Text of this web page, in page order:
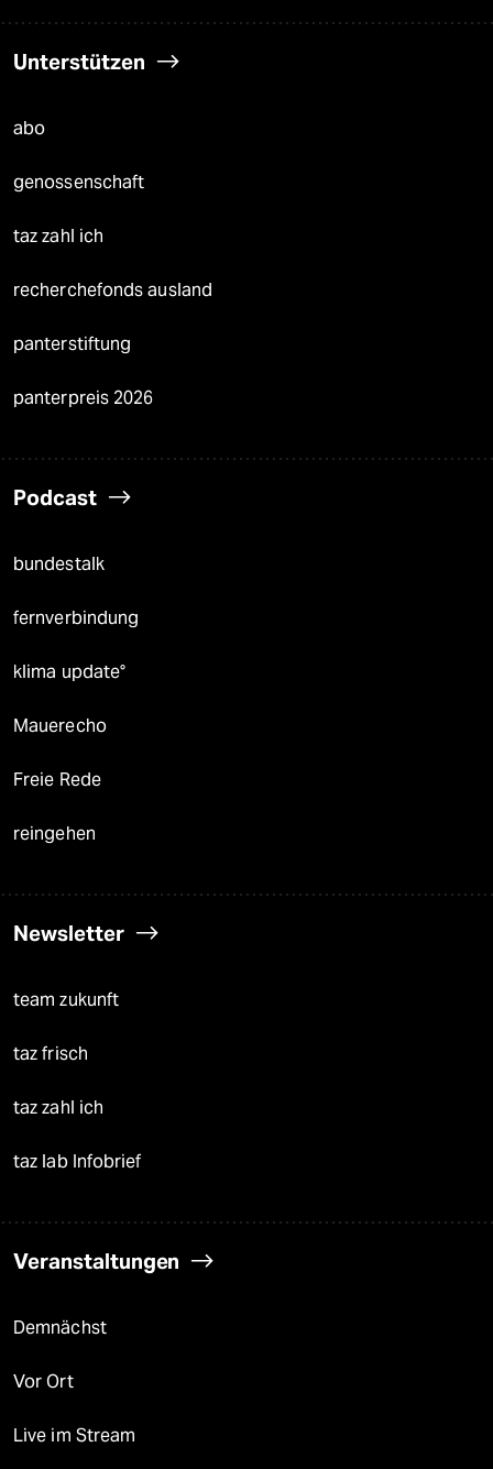
Unterstützen
abo
genossenschaft
taz zahl ich
recherchefonds ausland
panterstiftung
panterpreis 2026
Podcast
bundestalk
fernverbindung
klima update°
Mauerecho
Freie Rede
reingehen
Newsletter
team zukunft
taz frisch
taz zahl ich
taz lab Infobrief
Veranstaltungen
Demnächst
Vor Ort
Live im Stream